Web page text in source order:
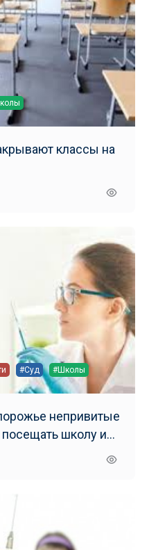
классы на
#Суд #Школы
непривитые
школу и